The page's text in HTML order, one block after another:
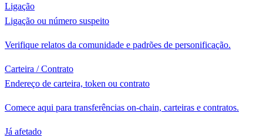
Ligação
Ligação ou número suspeito
Verifique relatos da comunidade e padrões de personificação.
Carteira / Contrato
Endereço de carteira, token ou contrato
Comece aqui para transferências on-chain, carteiras e contratos.
Já afetado